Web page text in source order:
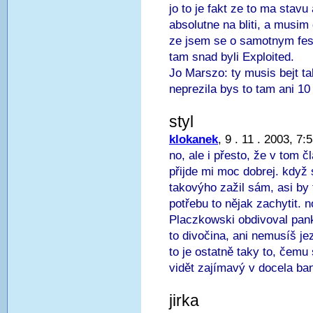
jo to je fakt ze to ma
absolutne na bliti, a
ze jsem se o samotnym
tam snad byli Exploited.
Jo Marszo: ty musis bejt
neprezila bys to tam ani
styl
klokanek, 9 . 11 . 2003,
no, ale i přesto, že v tom
přijde mi moc dobrej.
takovýho zažil sám, asi
potřebu to nějak zachytit.
Placzkowski obdivoval
to divočina, ani nemusíš
to je ostatně taky to,
vidět zajímavý v docela
jirka